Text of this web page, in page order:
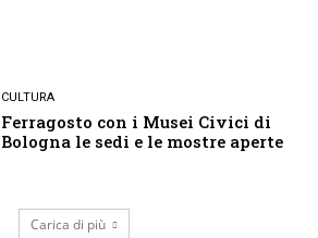
CULTURA
Ferragosto con i Musei Civici di
Bologna le sedi e le mostre aperte
Carica di più